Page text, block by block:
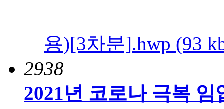
용)[3차분].hwp (93
2938
2021년 코로나 극복